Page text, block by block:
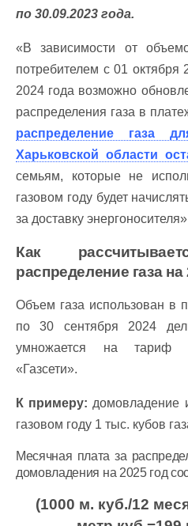
по 30.09.2023 года.
«В зависимости от
потребителем с 01 октября
2024 года возможно
распределения газа в
распределение газа
Харьковской области
семьям, которые не
газовом году будет
за доставку
Как
распределение газа на
Объем газа использован в
по 30 сентября 2024
умножается на тариф
«Газсети».
К примеру: домовладение
газовом году 1 тыс. кубов
Месячная плата за
домовладения на 2025 год
(1000 м. куб./12